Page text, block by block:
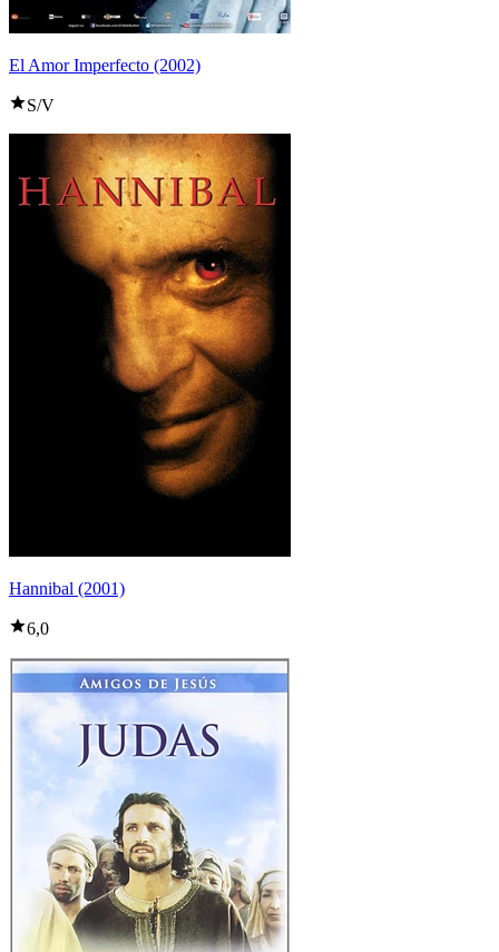
El Amor Imperfecto (2002)
S/V
Hannibal (2001)
6,0